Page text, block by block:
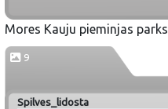
Mores Kauju pieminjas parks
9
Spilves_lidosta